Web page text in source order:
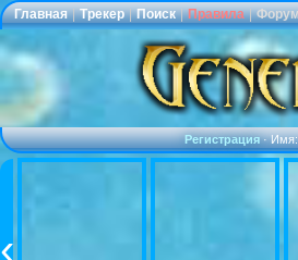
Главная | Трекер | Поиск | Правила |
Регистрация·